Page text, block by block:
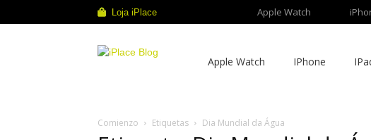
Loja iPlace Apple Watch
Apple Watch IPhone
Comienzo Etiquetas Dia Mundial da Água